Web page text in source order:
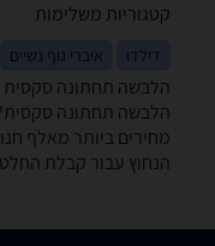
קטגוריות משלימות
דילדו איברי גוף נשיים
הלבשה תחתונה
מחירים ביותר מאלף
הנחוץ עבור קבלת